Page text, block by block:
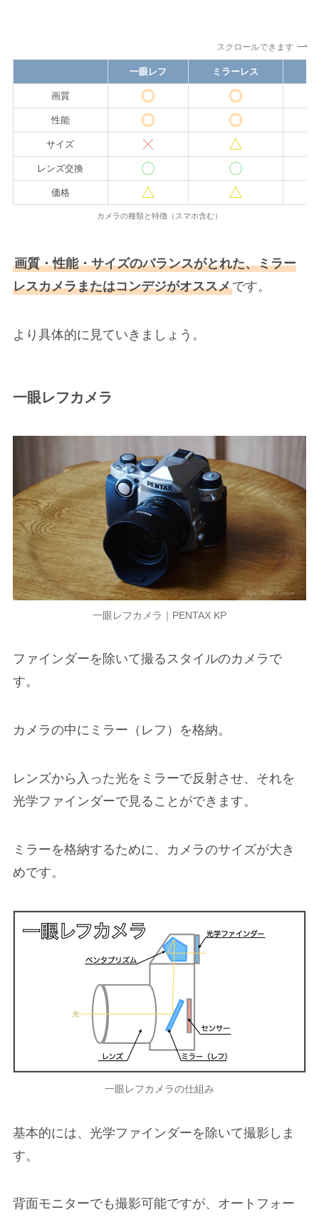
スクロールできます
一眼レフ ミラーレス
画質
性能
サイズ
レンズ交換
価格
カメラの種類と特徴（スマホ含む）
画質・性能・サイズのバランスがとれた、ミラー
レスカメラまたはコンデジがオススメです。
より具体的に見ていきましょう。
一眼レフカメラ
一眼レフカメラ｜PENTAX KP
ファインダーを除いて撮るスタイルのカメラで
す。
カメラの中にミラー（レフ）を格納。
レンズから入った光をミラーで反射させ、それを
光学ファインダーで見ることができます。
ミラーを格納するために、カメラのサイズが大き
めです。
一眼レフカメラの仕組み
基本的には、光学ファインダーを除いて撮影しま
す。
背面モニターでも撮影可能ですが、オートフォー